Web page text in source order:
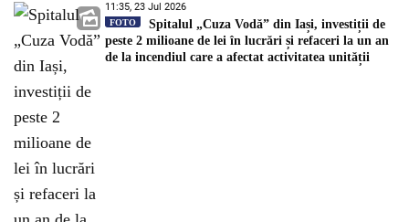
11:35, 23 Jul 2026
FOTO
Spitalul „Cuza Vodă” din Iași, investiții de
peste 2 milioane de lei în lucrări și refaceri la un an
de la incendiul care a afectat activitatea unității